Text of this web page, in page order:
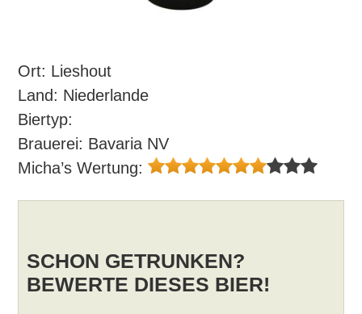
Ort: Lieshout
Land: Niederlande
Biertyp:
Brauerei: Bavaria NV
Micha’s Wertung:
SCHON GETRUNKEN?
BEWERTE DIESES BIER!